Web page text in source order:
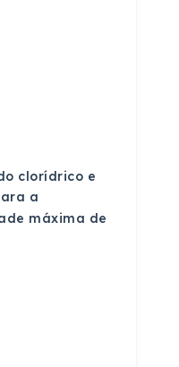
clorídrico e
a
máxima de